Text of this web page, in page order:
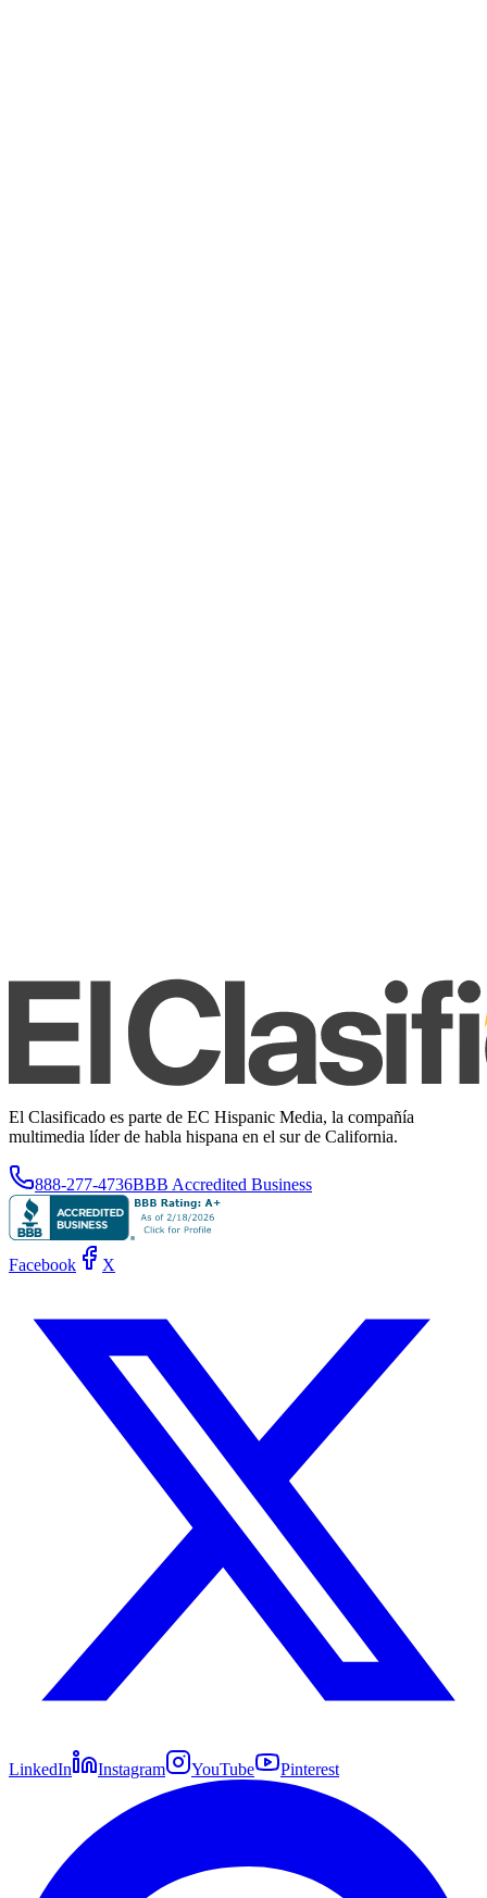
El Clasificado es parte de EC Hispanic Media, la compañía
multimedia líder de habla hispana en el sur de California.
888-277-4736BBB Accredited Business
Facebook X
LinkedIn Instagram YouTube Pinterest